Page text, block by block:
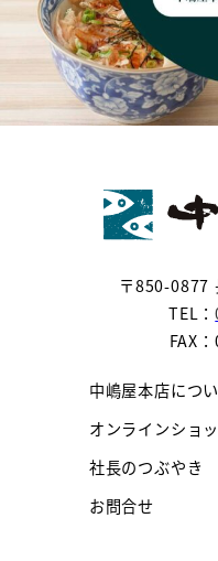
〒850-0877
TEL：
FAX
中嶋屋本店につ
オンラインショ
社長のつぶやき
お問合せ